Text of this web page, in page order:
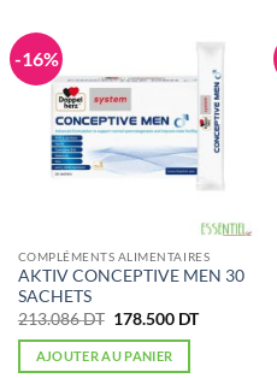
-16%
COMPLÉMENTS ALIMENTAIRES
AKTIV CONCEPTIVE MEN 30
SACHETS
213.086DT Le
initial
était :
178.500 DTLe
AJOUTER AU PANIER